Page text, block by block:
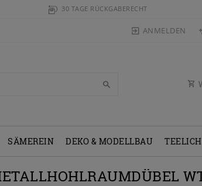
30 TAGE RÜCKGABERECHT
ANMELDEN
SÄMEREIN DEKO & MODELLBAU